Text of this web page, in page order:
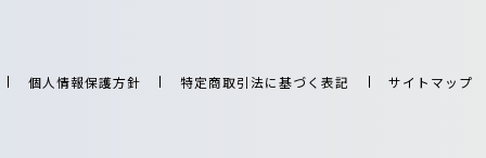
個人情報保護方針 特定商取引法に基づく表記 サイトマップ